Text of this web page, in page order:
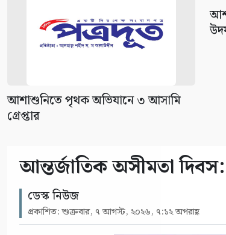
আশাশুনিতে পৃথক অভিযানে ৩ আসামি
গ্রেপ্তার
আন্তর্জাতিক অসীমতা দিবস:
ডেস্ক নিউজ
প্রকাশিত: শুক্রবার, ৭ আগস্ট, ২০২৬, ৭:১২ অপরাহ্ণ